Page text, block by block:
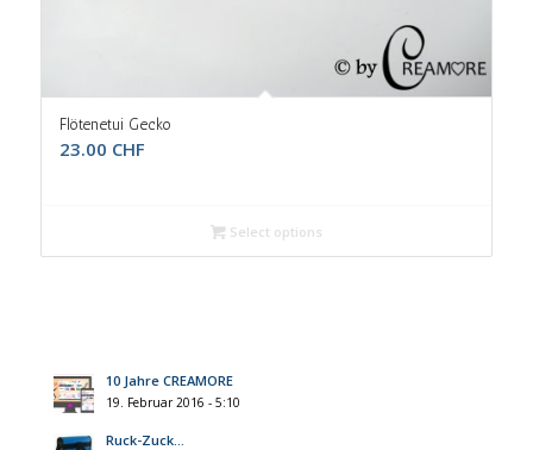
Flötenetui Gecko
23.00 CHF
Select options
10 Jahre CREAMORE
19. Februar 2016 - 5:10
Ruck-Zuck…